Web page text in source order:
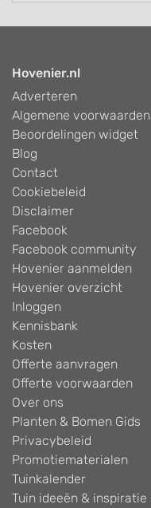
Hovenier.nl
Adverteren
Algemene voorwaarden
Beoordelingen widget
Blog
Contact
Cookiebeleid
Disclaimer
Facebook
Facebook community
Hovenier aanmelden
Hovenier overzicht
Inloggen
Kennisbank
Kosten
Offerte aanvragen
Offerte voorwaarden
Over ons
Planten & Bomen Gids
Privacybeleid
Promotiematerialen
Tuinkalender
Tuin ideeën & inspiratie